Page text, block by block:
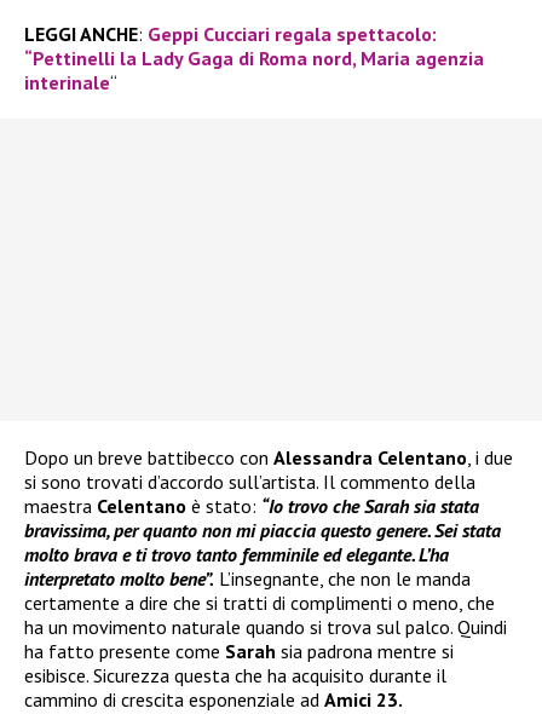
LEGGI ANCHE: Geppi Cucciari regala spettacolo:
“Pettinelli la Lady Gaga di Roma nord, Maria agenzia
interinale“
Dopo un breve battibecco con Alessandra Celentano, i due
si sono trovati d’accordo sull’artista. Il commento della
maestra Celentano è stato: “Io trovo che Sarah sia stata
bravissima, per quanto non mi piaccia questo genere. Sei stata
molto brava e ti trovo tanto femminile ed elegante. L’ha
interpretato molto bene”. L’insegnante, che non le manda
certamente a dire che si tratti di complimenti o meno, che
ha un movimento naturale quando si trova sul palco. Quindi
ha fatto presente come Sarah sia padrona mentre si
esibisce. Sicurezza questa che ha acquisito durante il
cammino di crescita esponenziale ad Amici 23.